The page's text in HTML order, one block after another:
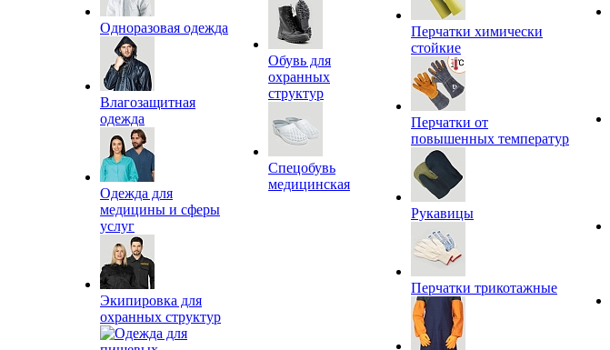
Одноразовая одежда
Влагозащитная
одежда
Одежда для
медицины и сферы
услуг
Экипировка для
охранных структур
Обувь для
охранных
структур
Спецобувь
медицинская
Перчатки химически
стойкие
Перчатки от
повышенных температур
Рукавицы
Перчатки трикотажные